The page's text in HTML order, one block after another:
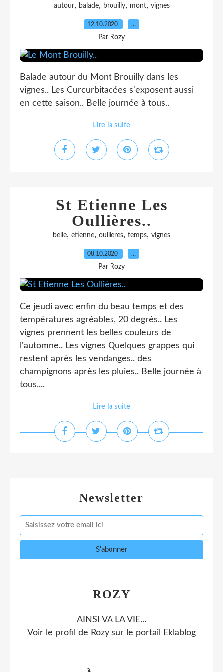
autour, balade, brouilly, mont, vignes
12.10.2020 …
Par Rozy
Balade autour du Mont Brouilly dans les
vignes.. Les Curcurbitacées s'exposent aussi
en cette saison.. Belle journée à tous..
Lire la suite
St Etienne Les
Oullières..
belle, etienne, oullieres, temps, vignes
08.10.2020 …
Par Rozy
Ce jeudi avec enfin du beau temps et des
températures agréables, 20 degrés.. Les
vignes prennent les belles couleurs de
l'automne.. Les vignes Quelques grappes qui
restent après les vendanges.. des
champignons après les pluies.. Belle journée à
tous....
Lire la suite
Newsletter
ROZY
AINSI VA LA VIE...
Voir le profil de Rozy sur le portail Eklablog